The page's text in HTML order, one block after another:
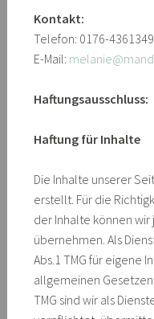
Kontakt:
Telefon: 0176-
E-Mail:
Haftungsausschluss:
Haftung für Inhalte
Die Inhalte unserer
erstellt. Für die
der Inhalte können
übernehmen. Als
Abs.1 TMG für eigene
allgemeinen
TMG sind wir als